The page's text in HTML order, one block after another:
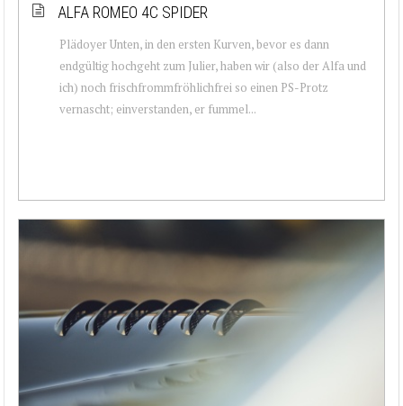
ALFA ROMEO 4C SPIDER
Plädoyer Unten, in den ersten Kurven, bevor es dann
endgültig hochgeht zum Julier, haben wir (also der Alfa und
ich) noch frischfrommfröhlichfrei so einen PS-Protz
vernascht; einverstanden, er fummel...